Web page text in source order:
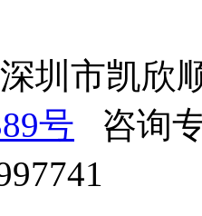
深圳市凯
号 咨询